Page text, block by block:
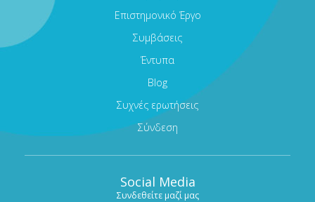
Επιστημονικό Έργο
Συμβάσεις
Έντυπα
Blog
Συχνές ερωτήσεις
Σύνδεση
Social Media
Συνδεθείτε μαζί μας